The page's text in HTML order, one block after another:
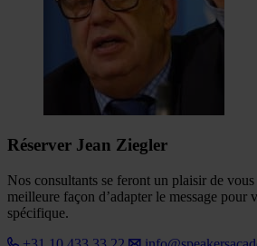
Réserver Jean Ziegler
Nos consultants se feront un plaisir de
meilleure façon d’adapter le message pour
spécifique.